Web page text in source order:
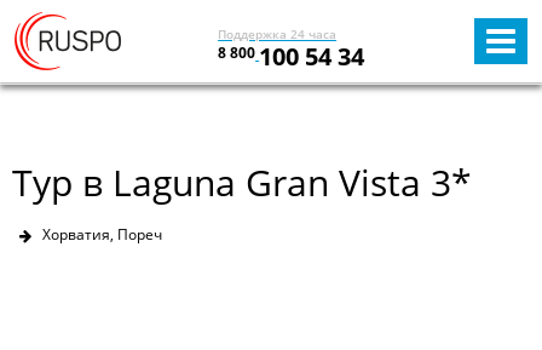
Поддержка 24 часа
8 800 100 54 34
Тур в Laguna Gran Vista 3*
Хорватия, Пореч